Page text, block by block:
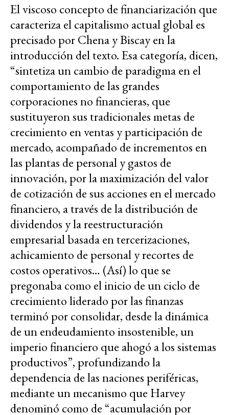
El viscoso concepto de financiarización que
caracteriza el capitalismo actual global es
precisado por Chena y Biscay en la
introducción del texto. Esa categoría, dicen,
“sintetiza un cambio de paradigma en el
comportamiento de las grandes
corporaciones no financieras, que
sustituyeron sus tradicionales metas de
crecimiento en ventas y participación de
mercado, acompañado de incrementos en
las plantas de personal y gastos de
innovación, por la maximización del valor
de cotización de sus acciones en el mercado
financiero, a través de la distribución de
dividendos y la reestructuración
empresarial basada en tercerizaciones,
achicamiento de personal y recortes de
costos operativos… (Así) lo que se
pregonaba como el inicio de un ciclo de
crecimiento liderado por las finanzas
terminó por consolidar, desde la dinámica
de un endeudamiento insostenible, un
imperio financiero que ahogó a los sistemas
productivos”, profundizando la
dependencia de las naciones periféricas,
mediante un mecanismo que Harvey
denominó como de “acumulación por